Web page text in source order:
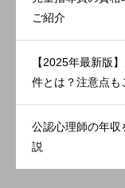
ご紹介
【2025年最新版
件とは？注意点も
公認心理師の年収
説